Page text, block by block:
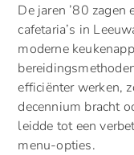
De jaren ’80 zagen
cafetaria’s in
moderne
efficiënter werken,
decennium bracht
leidde tot een
menu-opties.